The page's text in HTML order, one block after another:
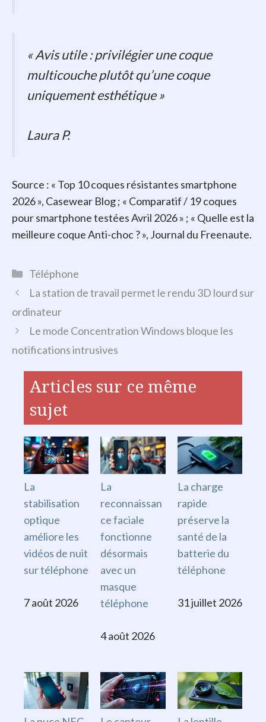
« Avis utile : privilégier une coque
multicouche plutôt qu’une coque
uniquement esthétique »
Laura P.
Source : « Top 10 coques résistantes smartphone
2026 », Casewear Blog ; « Comparatif / 19 coques
pour smartphone testées Avril 2026 » ; « Quelle est la
meilleure coque Anti-choc ? », Journal du Freenaute.
Catégories
Téléphone
La station de travail permet le rendu 3D lourd sur
ordinateur
Le mode Concentration Windows bloque les
notifications intrusives
Articles sur ce même
sujet
La
stabilisation
optique
améliore les
vidéos de nuit
sur téléphone
7 août 2026
La
reconnaissan
ce faciale
fonctionne
désormais
avec un
masque
téléphone
4 août 2026
La charge
rapide
préserve la
santé de la
batterie du
téléphone
31 juillet 2026